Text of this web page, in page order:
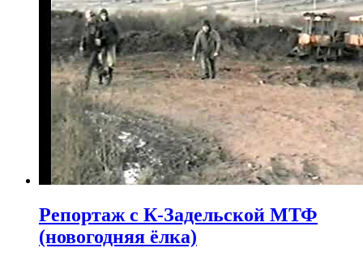
Репортаж с К-Задельской МТФ
(новогодняя ёлка)